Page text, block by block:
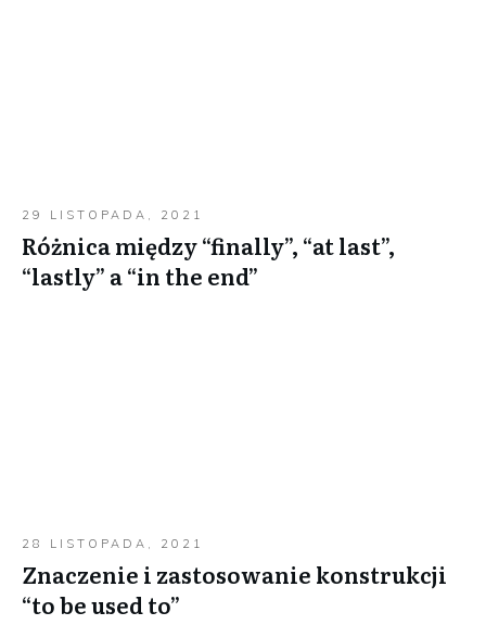
29 LISTOPADA, 2021
Różnica między “finally”, “at last”,
“lastly” a “in the end”
28 LISTOPADA, 2021
Znaczenie i zastosowanie konstrukcji
“to be used to”